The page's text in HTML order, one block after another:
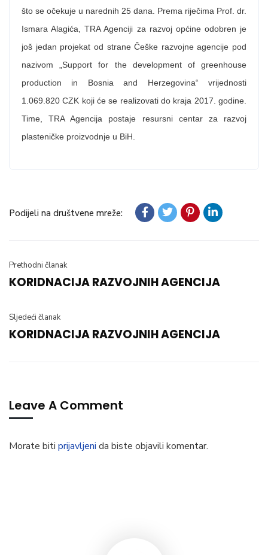
što se očekuje u narednih 25 dana. Prema riječima Prof. dr.
Ismara Alagića, TRA Agenciji za razvoj općine odobren je
još jedan projekat od strane Češke razvojne agencije pod
nazivom „Support for the development of greenhouse
production in Bosnia and Herzegovina“ vrijednosti
1.069.820 CZK koji će se realizovati do kraja 2017. godine.
Time, TRA Agencija postaje resursni centar za razvoj
plasteničke proizvodnje u BiH.
Podijeli na društvene mreže:
Prethodni članak
KORIDNACIJA RAZVOJNIH AGENCIJA
Sljedeći članak
KORIDNACIJA RAZVOJNIH AGENCIJA
Leave A Comment
Morate biti prijavljeni da biste objavili komentar.